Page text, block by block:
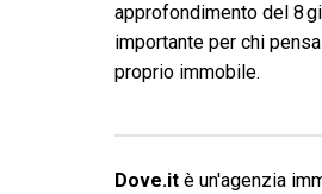
approfondimento del 8
importante per chi
proprio immobile.
Dove.it è un'agenzia